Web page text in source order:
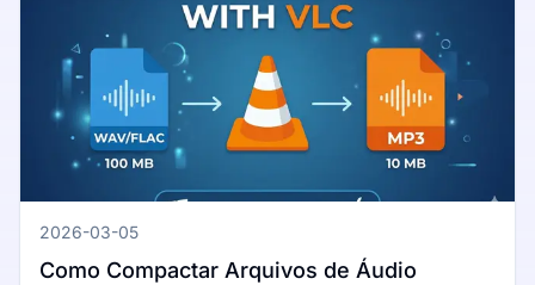
2026-03-05
Como Compactar Arquivos de Áudio